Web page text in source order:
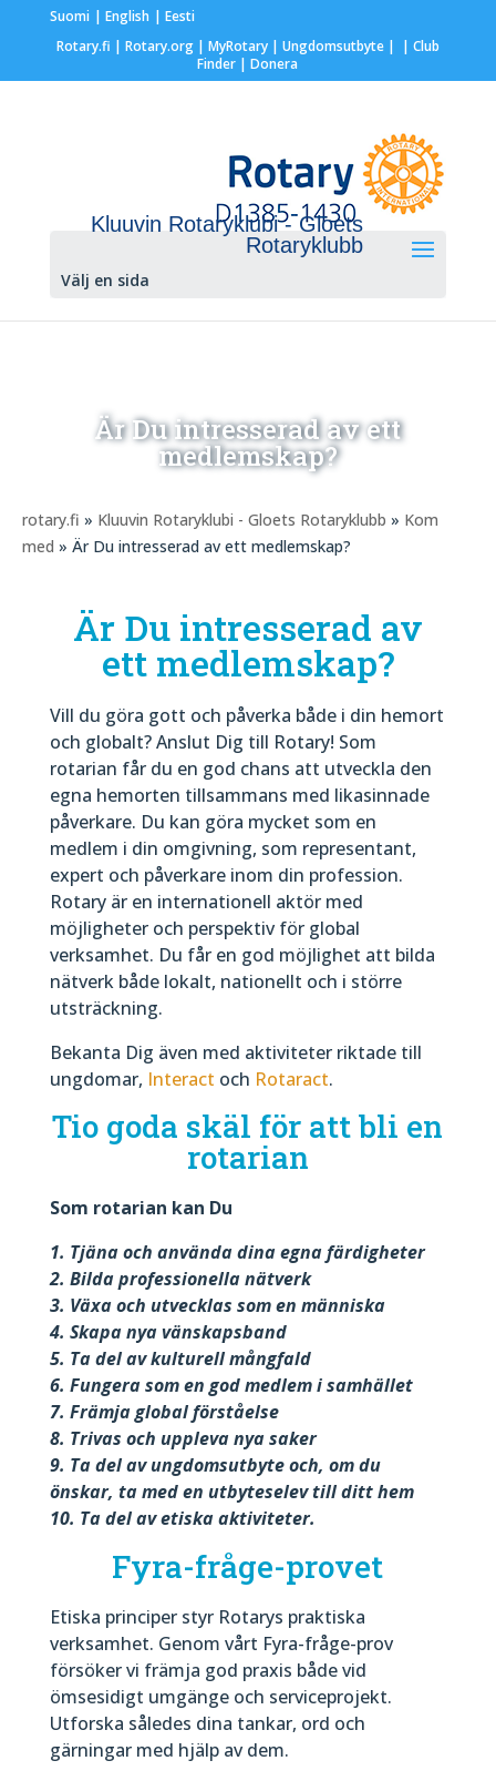
Suomi English
Eesti
Rotary.fi | Rotary.org| MyRotary | Ungdomsutbyte| | Club
Finder | Donera
Kluuvin Rotaryklubi - Gloets
Rotaryklubb
Välj en sida
Är Du intresserad av ett
medlemskap?
rotary.fi » Kluuvin Rotaryklubi - Gloets Rotaryklubb » Kom
med » Är Du intresserad av ett medlemskap?
Är Du intresserad av
ett medlemskap?
Vill du göra gott och påverka både i din hemort
och globalt? Anslut Dig till Rotary! Som
rotarian får du en god chans att utveckla den
egna hemorten tillsammans med likasinnade
påverkare. Du kan göra mycket som en
medlem i din omgivning, som representant,
expert och påverkare inom din profession.
Rotary är en internationell aktör med
möjligheter och perspektiv för global
verksamhet. Du får en god möjlighet att bilda
nätverk både lokalt, nationellt och i större
utsträckning.
Bekanta Dig även med aktiviteter riktade till
ungdomar, Interact och Rotaract.
Tio goda skäl för att bli en
rotarian
Som rotarian kan Du
1. Tjäna och använda dina egna färdigheter
2. Bilda professionella nätverk
3. Växa och utvecklas som en människa
4. Skapa nya vänskapsband
5. Ta del av kulturell mångfald
6. Fungera som en god medlem i samhället
7. Främja global förståelse
8. Trivas och uppleva nya saker
9. Ta del av ungdomsutbyte och, om du
önskar, ta med en utbyteselev till ditt hem
10. Ta del av etiska aktiviteter.
Fyra-fråge-provet
Etiska principer styr Rotarys praktiska
verksamhet. Genom vårt Fyra-fråge-prov
försöker vi främja god praxis både vid
ömsesidigt umgänge och serviceprojekt.
Utforska således dina tankar, ord och
gärningar med hjälp av dem.